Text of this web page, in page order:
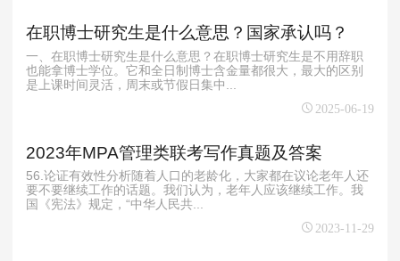
在职博士研究生是什么意思？国家承认吗？
一、在职博士研究生是什么意思？在职博士研究生是不用辞职
也能拿博士学位。它和全日制博士含金量都很大，最大的区别
是上课时间灵活，周末或节假日集中...
2025-06-19
2023年MPA管理类联考写作真题及答案
56.论证有效性分析随着人口的老龄化，大家都在议论老年人还
要不要继续工作的话题。我们认为，老年人应该继续工作。我
国《宪法》规定，“中华人民共...
2023-11-29